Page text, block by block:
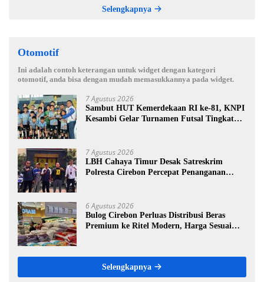
Selengkapnya
Otomotif
Ini adalah contoh keterangan untuk widget dengan kategori
otomotif, anda bisa dengan mudah memasukkannya pada widget.
7 Agustus 2026
Sambut HUT Kemerdekaan RI ke-81, KNPI
Kesambi Gelar Turnamen Futsal Tingkat
7 Agustus 2026
LBH Cahaya Timur Desak Satreskrim
Polresta Cirebon Percepat Penanganan
6 Agustus 2026
Bulog Cirebon Perluas Distribusi Beras
Premium ke Ritel Modern, Harga Sesuai
Selengkapnya